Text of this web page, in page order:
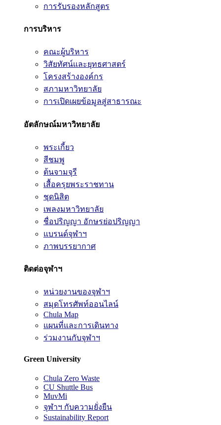
การรับรองหลักสูตร
การบริหาร
คณะผู้บริหาร
วิสัยทัศน์และยุทธศาสตร์
โครงสร้างองค์กร
สภามหาวิทยาลัย
การเปิดเผยข้อมูลสู่สาธารณะ
อัตลักษณ์มหาวิทยาลัย
พระเกี้ยว
สีชมพู
ต้นจามจุรี
เสื้อครุยพระราชทาน
ชุดนิสิต
เพลงมหาวิทยาลัย
ชื่อปริญญา อักษรย่อปริญญา
แบรนด์จุฬาฯ
ภาพบรรยากาศ
ติดต่อจุฬาฯ
หน่วยงานของจุฬาฯ
สมุดโทรศัพท์ออนไลน์
Chula Map
แผนที่และการเดินทาง
ร่วมงานกับจุฬาฯ
Green University
Chula Zero Waste
CU Shuttle Bus
MuvMi
จุฬาฯ กับความยั่งยืน
Sustainability Report